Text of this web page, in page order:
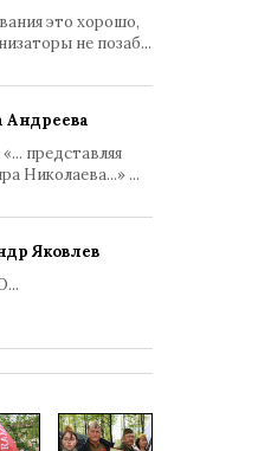
это хорошо,
не позаб...
Андреева
представляя
Николаева...» ...
Яковлев